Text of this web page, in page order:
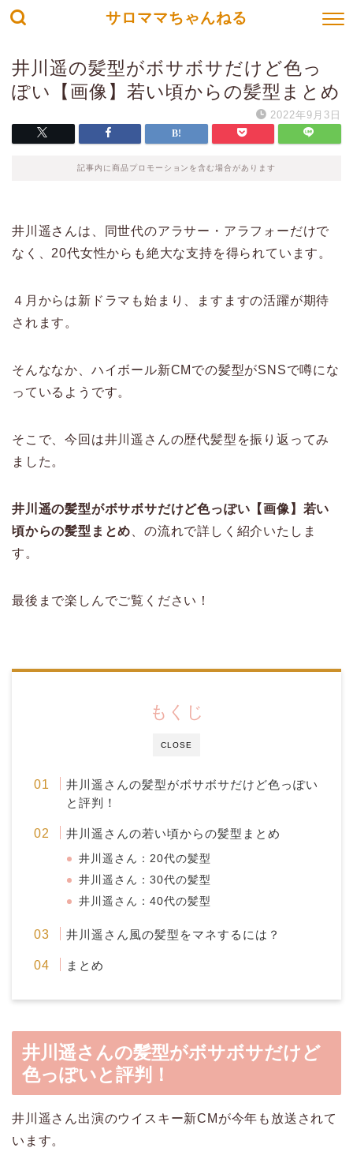
サロママちゃんねる
井川遥の髪型がボサボサだけど色っ
ぽい【画像】若い頃からの髪型まとめ
2022年9月3日
記事内に商品プロモーションを含む場合があります
井川遥さんは、同世代のアラサー・アラフォーだけで
なく、20代女性からも絶大な支持を得られています。
４月からは新ドラマも始まり、ますますの活躍が期待
されます。
そんななか、ハイボール新CMでの髪型がSNSで噂にな
っているようです。
そこで、今回は井川遥さんの歴代髪型を振り返ってみ
ました。
井川遥の髪型がボサボサだけど色っぽい【画像】若い
頃からの髪型まとめ 、の流れで詳しく紹介いたしま
す。
最後まで楽しんでご覧ください！
CLOSE
もくじ
井川遥さんの髪型がボサボサだけど色っぽい
と評判！
井川遥さんの若い頃からの髪型まとめ
井川遥さん：20代の髪型
井川遥さん：30代の髪型
井川遥さん：40代の髪型
井川遥さん風の髪型をマネするには？
まとめ
井川遥さんの髪型がボサボサだけど
色っぽいと評判！
井川遥さん出演のウイスキー新CMが今年も放送されて
います。